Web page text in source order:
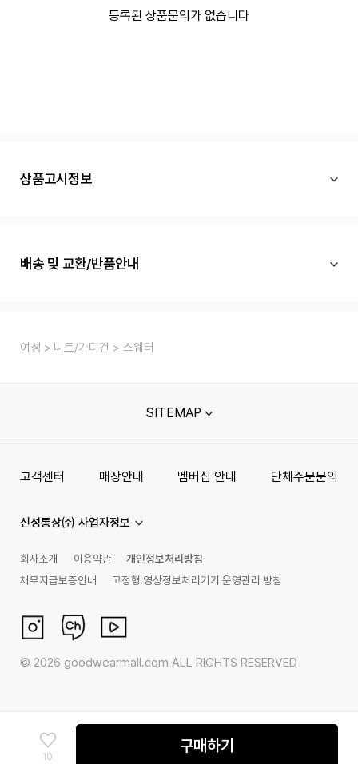
등록된 상품문의가 없습니다
상품고시정보
배송 및 교환/반품안내
여성 니트/가디건 스웨터
10
구매하기
SITEMAP
고객센터 매장안내 멤버십 안내 단체주문문의
신성통상㈜ 사업자정보
회사소개 이용약관
개인정보처리방침
채무지급보증안내
고정형 영상정보처리기기 운영관리 방침
© 2026 goodwearmall.com ALL RIGHTS RESERVED